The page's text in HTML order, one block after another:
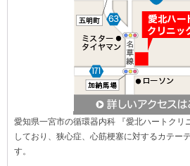
愛知県一宮市の循環器内科 『愛北ハートクリ
しており、狭心症、心筋梗塞に対するカテー
す。